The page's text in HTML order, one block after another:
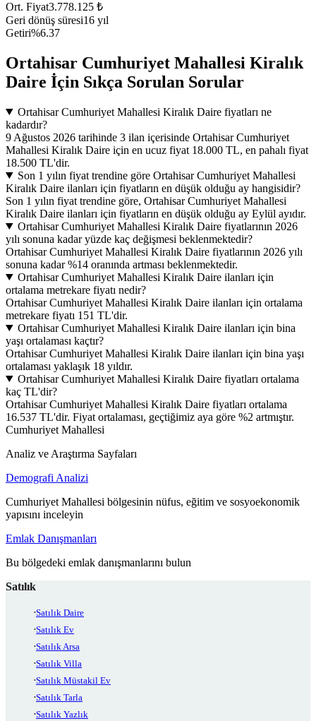
Ort. Fiyat3.778.125 ₺
Geri dönüş süresi16 yıl
Getiri%6.37
Ortahisar Cumhuriyet Mahallesi Kiralık
Daire İçin Sıkça Sorulan Sorular
Ortahisar Cumhuriyet Mahallesi Kiralık Daire fiyatları ne
kadardır?
9 Ağustos 2026 tarihinde 3 ilan içerisinde Ortahisar Cumhuriyet
Mahallesi Kiralık Daire için en ucuz fiyat 18.000 TL, en pahalı fiyat
18.500 TL'dir.
Son 1 yılın fiyat trendine göre Ortahisar Cumhuriyet Mahallesi
Kiralık Daire ilanları için fiyatların en düşük olduğu ay hangisidir?
Son 1 yılın fiyat trendine göre, Ortahisar Cumhuriyet Mahallesi
Kiralık Daire ilanları için fiyatların en düşük olduğu ay Eylül ayıdır.
Ortahisar Cumhuriyet Mahallesi Kiralık Daire fiyatlarının 2026
yılı sonuna kadar yüzde kaç değişmesi beklenmektedir?
Ortahisar Cumhuriyet Mahallesi Kiralık Daire fiyatlarının 2026 yılı
sonuna kadar %14 oranında artması beklenmektedir.
Ortahisar Cumhuriyet Mahallesi Kiralık Daire ilanları için
ortalama metrekare fiyatı nedir?
Ortahisar Cumhuriyet Mahallesi Kiralık Daire ilanları için ortalama
metrekare fiyatı 151 TL'dir.
Ortahisar Cumhuriyet Mahallesi Kiralık Daire ilanları için bina
yaşı ortalaması kaçtır?
Ortahisar Cumhuriyet Mahallesi Kiralık Daire ilanları için bina yaşı
ortalaması yaklaşık 18 yıldır.
Ortahisar Cumhuriyet Mahallesi Kiralık Daire fiyatları ortalama
kaç TL'dir?
Ortahisar Cumhuriyet Mahallesi Kiralık Daire fiyatları ortalama
16.537 TL'dir. Fiyat ortalaması, geçtiğimiz aya göre %2 artmıştır.
Cumhuriyet Mahallesi
Analiz ve Araştırma Sayfaları
Demografi Analizi
Cumhuriyet Mahallesi bölgesinin nüfus, eğitim ve sosyoekonomik
yapısını inceleyin
Emlak Danışmanları
Bu bölgedeki emlak danışmanlarını bulun
Satılık
Satılık Daire
Satılık Ev
Satılık Arsa
Satılık Villa
Satılık Müstakil Ev
Satılık Tarla
Satılık Yazlık